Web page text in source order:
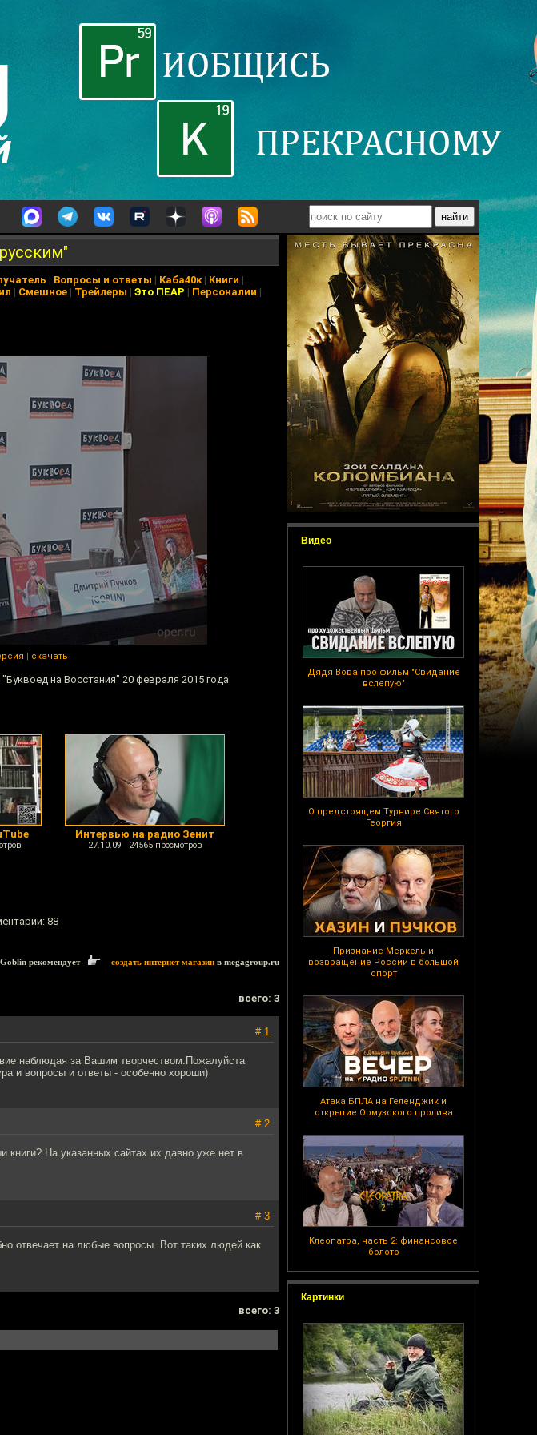
Видео
Дядя Вова про фильм "Свидание
вслепую"
О предстоящем Турнире Святого
Георгия
Признание Меркель и
возвращение России в большой
спорт
Атака БПЛА на Геленджик и
открытие Ормузского пролива
Клеопатра, часть 2: финансовое
болото
Картинки
| Вопросы и ответы | Каба40к| Книги |
| Смешное | Трейлеры | Это ПЕАР | Персоналии |
| скачать
на Восстания" 20 февраля 2015 года
Интервью на радио Зенит
27.10.09 24565 просмотров
88
Goblin рекомендует создать интернет магазин в megagroup.ru
всего: 3
# 1
наблюдая за Вашим творчеством.Пожалуйста
и вопросы и ответы - особенно хороши)
# 2
книги? На указанных сайтах их давно уже нет в
# 3
отвечает на любые вопросы. Вот таких людей как
всего: 3